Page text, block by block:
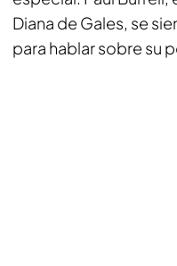
Diana de Gales, se
para hablar sobre su